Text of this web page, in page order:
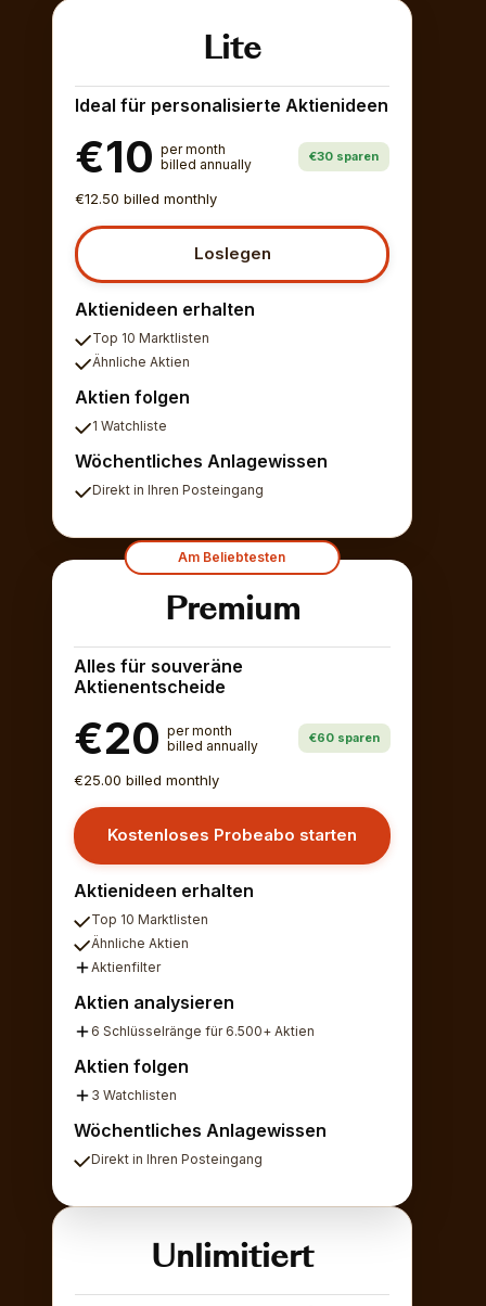
Lite
Ideal für personalisierte Aktienideen
€10 per month
billed annually
€30 sparen
€12.50 billed monthly
Loslegen
Aktienideen erhalten
Top 10 Marktlisten
Ähnliche Aktien
Aktien folgen
1 Watchliste
Wöchentliches Anlagewissen
Direkt in Ihren Posteingang
Am Beliebtesten
Premium
Alles für souveräne
Aktienentscheide
€20 per month
billed annually
€60 sparen
€25.00 billed monthly
Kostenloses Probeabo starten
Aktienideen erhalten
Top 10 Marktlisten
Ähnliche Aktien
Aktienfilter
Aktien analysieren
6 Schlüsselränge für 6.500+ Aktien
Aktien folgen
3 Watchlisten
Wöchentliches Anlagewissen
Direkt in Ihren Posteingang
Unlimitiert